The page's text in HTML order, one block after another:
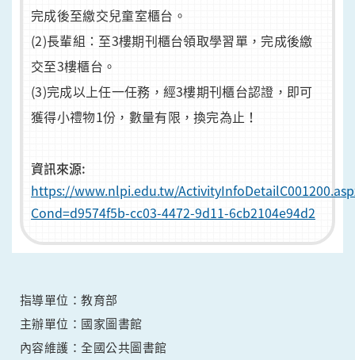
完成後至繳交兒童室櫃台。
(2)長輩組：至3樓期刊櫃台領取學習單，完成後繳
交至3樓櫃台。
(3)完成以上任一任務，經3樓期刊櫃台認證，即可
獲得小禮物1份，數量有限，換完為止！
資訊來源:
https://www.nlpi.edu.tw/
Cond=d9574f5b-cc03-4472-9d11-6cb2104e94d2
指導單位：教育部
主辦單位：國家圖書館
內容維護：全國公共圖書館